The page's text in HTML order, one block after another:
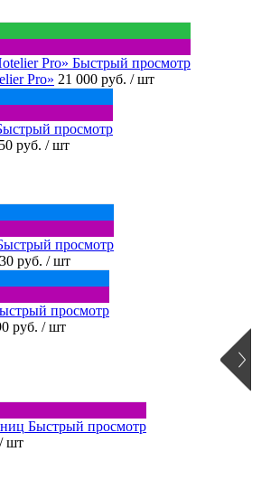
Быстрый просмотр
Pro» 21 000 руб. / шт
просмотр
руб. / шт
просмотр
руб. / шт
просмотр
руб. / шт
Быстрый просмотр
/ шт